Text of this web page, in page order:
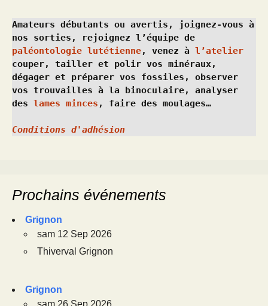
Amateurs débutants ou avertis, joignez-vous à
paléontologie lutétienne, venez à l’atelier
couper, tailler et polir vos minéraux,
dégager et préparer vos fossiles, observer
vos trouvailles à la binoculaire, analyser
des lames minces , faire des moulages…
Conditions d'adhésion
Prochains événements
Grignon
sam 12 Sep 2026
Thiverval Grignon
Grignon